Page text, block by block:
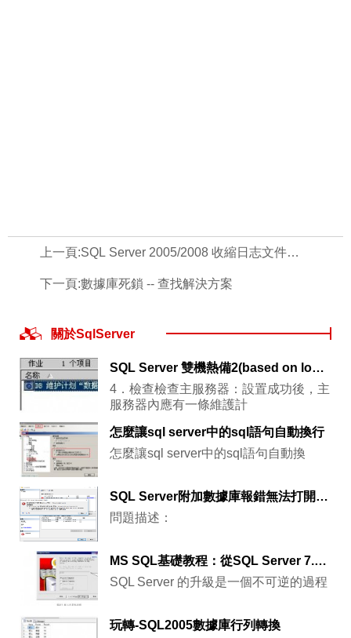
上一頁:SQL Server 2005/2008 收縮日志文件方法
下一頁:數據庫死鎖 -- 查找解決方案
關於SqlServer
SQL Server 雙機熱備2(based on log shipping)
4．檢查檢查主服務器：設置成功後，主
服務器內應有一條維護計
怎麼讓sql server中的sql語句自動換行
怎麼讓sql server中的sql語句自動換
SQL Server附加數據庫報錯無法打開物理文件,操作系統錯誤5的圖文解決教程
問題描述：
MS SQL基礎教程：從SQL Server 7.0升級
SQL Server 的升級是一個不可逆的過程
玩轉-SQL2005數據庫行列轉換